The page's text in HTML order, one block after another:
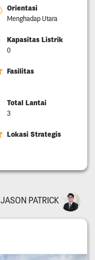
Orientasi
Menghadap Utara
Kapasitas Listrik
0
Fasilitas
Total Lantai
3
Lokasi Strategis
JASON PATRICK